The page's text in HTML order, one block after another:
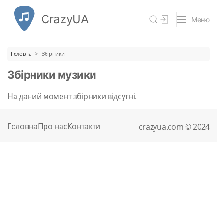
CrazyUA Меню
Головна Збірники
Збірники музики
На даний момент збірники відсутні.
ГоловнаПро насКонтакти crazyua.com © 2024